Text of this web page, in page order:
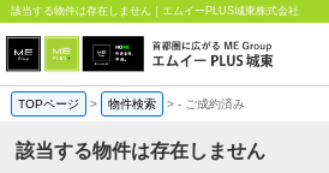
該当する物件は存在しません｜エムイーPLUS城東株式会社
TOPページ > 物件検索 >- ご成約済み
該当する物件は存在しません